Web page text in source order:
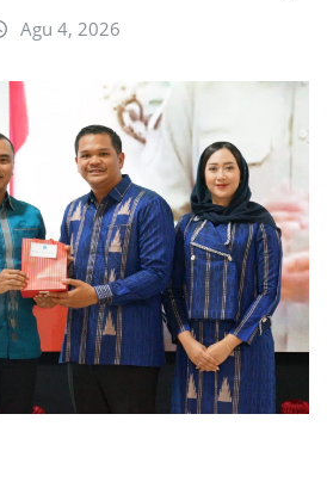
Agu 4, 2026